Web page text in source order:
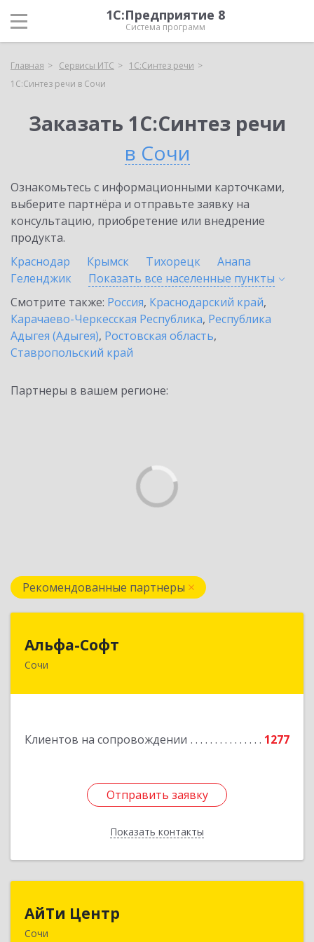
1С:Предприятие 8
Система программ
Главная Сервисы ИТС
1С:Синтез речи
1С:Синтез речи в Сочи
Заказать 1С:Синтез речи
в Сочи
Ознакомьтесь с информационными карточками,
выберите партнёра и отправьте заявку на
консультацию, приобретение или внедрение
продукта.
Краснодар
Крымск Тихорецк
Анапа
Геленджик
Показать все населенные пункты
Смотрите также: Россия, Краснодарский край,
Карачаево-Черкесская Республика, Республика
Адыгея (Адыгея), Ростовская область,
Ставропольский край
Партнеры в вашем регионе:
Рекомендованные партнеры
Альфа-Софт
Сочи
Клиентов на сопровождении 1277
Отправить заявку
Показать контакты
Отправить заявку
Назад
АйТи Центр
Сочи
354000, Краснодарский край, Сочи, Московская